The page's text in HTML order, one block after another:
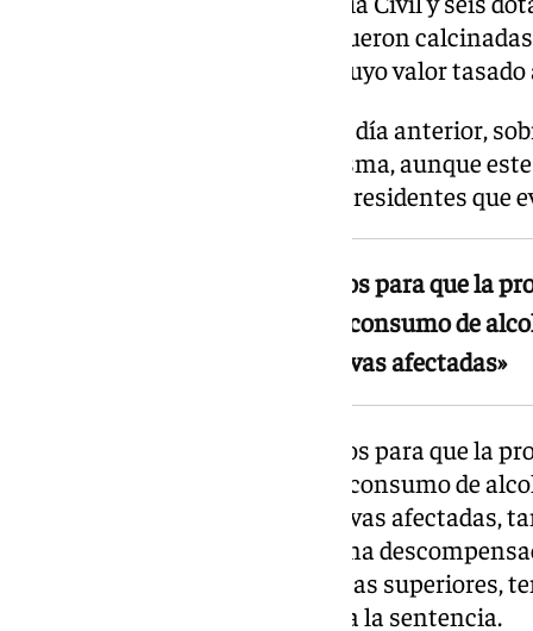
apagarlo, aunque 80 chabolas fueron
provocado por la procesada y «cuyo valor
Asimismo, el texto incide que el día anterior,
«también prendió fuego a la misma, aunque
y sofocado rápidamente por los residentes que
«No constan elementos objetivos para que la
hechos, como consecuencia de consumo de
facultades intelectuales o volitivas afectadas»
«No constan elementos objetivos para que la
hechos, como consecuencia de consumo de
facultades intelectuales o volitivas afectadas,
momento, la existencia de alguna
afectara a las funciones psíquicas superiores,
raciocinio conservados», apunta la sentencia.